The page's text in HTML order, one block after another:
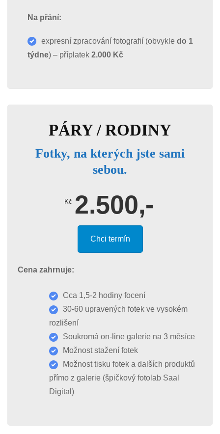
Na přání:
expresní zpracování fotografií (obvykle do 1
týdne) – příplatek 2.000 Kč
PÁRY / RODINY
Fotky, na kterých jste sami
sebou.
Kč 2.500,-
Chci termín
Cena zahrnuje:
Cca 1,5-2 hodiny focení
30-60 upravených fotek ve vysokém
rozlišení
Soukromá on-line galerie na 3 měsíce
Možnost stažení fotek
Možnost tisku fotek a dalších produktů
přímo z galerie (špičkový fotolab Saal
Digital)